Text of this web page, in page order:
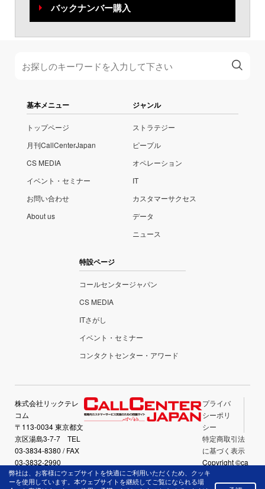
バックナンバー購入
基本メニュー
トップページ
月刊CallCenterJapan
CS MEDIA
イベント・セミナー
お問い合わせ
About us
ジャンル
ストラテジー
ピープル
オペレーション
IT
カスタマーサクセス
データ
ニュース
特設ページ
コールセンタージャパン
CS MEDIA
ITさがし
イベント・セミナー
コンタクトセンター・アワード
株式会社リックテレ
コム
〒113-0034 東京都文
京区湯島3-7-7 TEL
03-3834-8380 / FAX
03-3832-2990
プライバ
シーポリ
シー
特定商取引法
に基づく表示
Copyright ©ca
llcenter-japan.
com All Right
弊社は、お客様にウェブサイトを快適にご利用いただくため、クッキ
ーを使用しています。本ウェブサイトを継続してご覧になられる場